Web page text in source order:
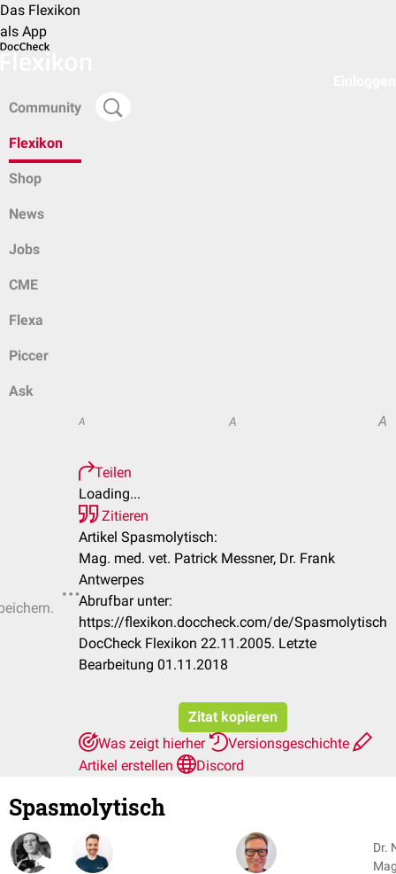
Das Flexikon
als App
Community
Flexikon
Shop
News
Jobs
CME
Flexa
Piccer
Ask
A A A
Teilen
Loading...
Zitieren
Artikel Spasmolytisch:
Mag. med. vet. Patrick Messner, Dr. Frank
Antwerpes
Abrufbar unter:
https://flexikon.doccheck.com/de/Spasmolytisch
DocCheck Flexikon 22.11.2005. Letzte
Bearbeitung 01.11.2018
Zitat kopieren
Was zeigt hierher
Versionsgeschichte
Artikel erstellen
Discord
Spasmolytisch
Dr.